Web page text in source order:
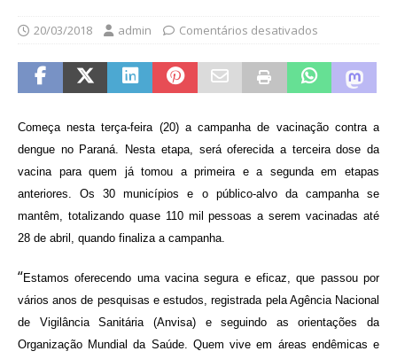
20/03/2018 admin Comentários desativados
Começa nesta terça-feira (20) a campanha de vacinação contra a
dengue no Paraná. Nesta etapa, será oferecida a terceira dose da
vacina para quem já tomou a primeira e a segunda em etapas
anteriores. Os 30 municípios e o público-alvo da campanha se
mantêm, totalizando quase 110 mil pessoas a serem vacinadas até
28 de abril, quando finaliza a campanha.
“Estamos oferecendo uma vacina segura e eficaz, que passou por
vários anos de pesquisas e estudos, registrada pela Agência Nacional
de Vigilância Sanitária (Anvisa) e seguindo as orientações da
Organização Mundial da Saúde. Quem vive em áreas endêmicas e